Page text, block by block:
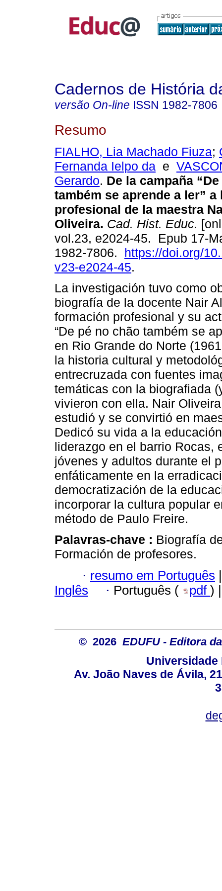
Cadernos de História
versão On-line ISSN 1982-7806
Resumo
FIALHO, Lia Machado Fiuza;
Fernanda Ielpo da e
Gerardo. De la campaña
também se aprende a ler”
profesional de la maestra
Oliveira. Cad. Hist. Educ.
vol.23, e2024-45. Epub 17-
1982-7806. https://doi.org/
v23-e2024-45.
La investigación tuvo como
biografía de la docente Nair
formación profesional y su
“De pé no chão também se
en Rio Grande do Norte
la historia cultural y
entrecruzada con fuentes
temáticas con la biografiada
vivieron con ella. Nair
estudió y se convirtió en
Dedicó su vida a la
liderazgo en el barrio Rocas,
jóvenes y adultos durante el
enfáticamente en la
democratización de la
incorporar la cultura popular
método de Paulo Freire.
Palavras-chave : Biografía
Formación de profesores.
· resumo em Português |
Inglês
· Português ( pdf )
© 2026 EDUFU - Editora
Universidade
Av. João Naves de Ávila,